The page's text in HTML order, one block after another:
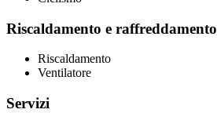
Riscaldamento e raffreddamento
Riscaldamento
Ventilatore
Servizi